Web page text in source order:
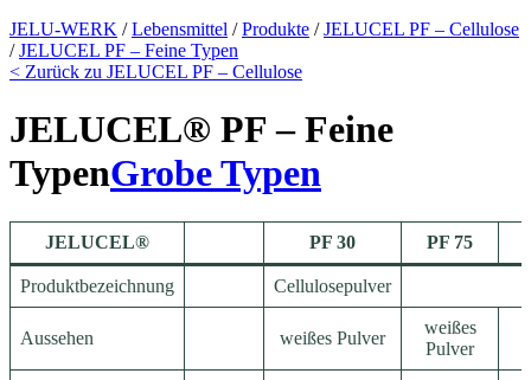
JELU-WERK /Lebensmittel /Produkte /JELUCEL PF – Cellulose
/JELUCEL PF – Feine Typen
< Zurück zu JELUCEL PF – Cellulose
JELUCEL® PF – Feine
TypenGrobe Typen
JELUCEL® PF 30 PF 75
Produktbezeichnung Cellulosepulver
Aussehen weißes Pulver
weißes
Pulver